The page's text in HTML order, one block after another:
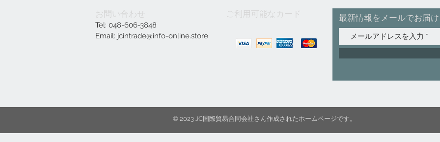
お問い合わせ
Tel: 048-606-3848
Email: jcintrade@info-online.store
ご利用可能なカード 最新情報をメールでお届
© 2023 JC国際貿易合同会社さん作成されたホームページです。